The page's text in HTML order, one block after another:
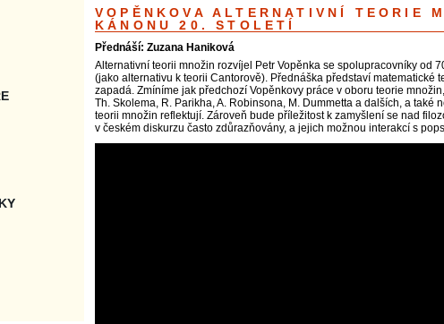
VOPĚNKOVA ALTERNATIVNÍ TEORIE
KÁNONU 20. STOLETÍ
Přednáší: Zuzana Haniková
Alternativní teorii množin rozvíjel Petr Vopěnka se spolupracovníky od
(jako alternativu k teorii Cantorově). Přednáška představí matematické
zapadá. Zmíníme jak předchozí Vopěnkovy práce v oboru teorie
Th. Skolema, R. Parikha, A. Robinsona, M. Dummetta a dalších, a
teorii množin reflektují. Zároveň bude příležitost k zamyšlení se nad
v českém diskurzu často zdůrazňovány, a jejich možnou interakcí s